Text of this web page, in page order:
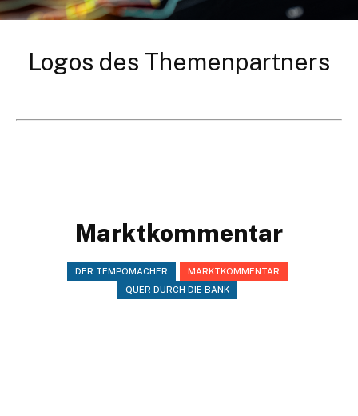
Logos des Themenpartners
Marktkommentar
DER TEMPOMACHER
MARKTKOMMENTAR
QUER DURCH DIE BANK